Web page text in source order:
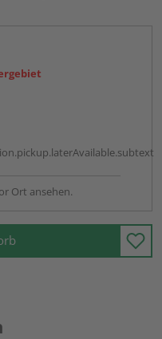
Ort ansehen.